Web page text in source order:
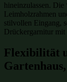
hineinzulassen.
Leimholzrahmen
stilvollen Eingang,
Drückergarnitur
Flexibilität